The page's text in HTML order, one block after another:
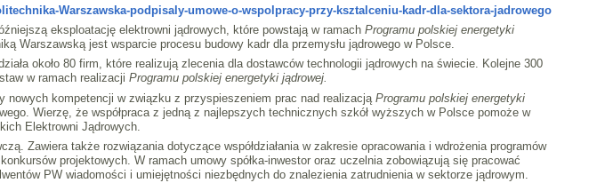
Warszawska-podpisaly-umowe-o-wspolpracy-przy-ksztalceniu-kadr-dla-sektora-jadrowego
eksploatację elektrowni jądrowych, które powstają w ramach Programu polskiej energetyki
Warszawską jest wsparcie procesu budowy kadr dla przemysłu jądrowego w Polsce.
około 80 firm, które realizują zlecenia dla dostawców technologii jądrowych na świecie. Kolejne 300
w ramach realizacji Programu polskiej energetyki jądrowej.
kompetencji w związku z przyspieszeniem prac nad realizacją Programu polskiej energetyki
Wierzę, że współpraca z jedną z najlepszych technicznych szkół wyższych w Polsce pomoże w
Elektrowni Jądrowych.
Zawiera także rozwiązania dotyczące współdziałania w zakresie opracowania i wdrożenia programów
projektowych. W ramach umowy spółka-inwestor oraz uczelnia zobowiązują się pracować
PW wiadomości i umiejętności niezbędnych do znalezienia zatrudnienia w sektorze jądrowym.